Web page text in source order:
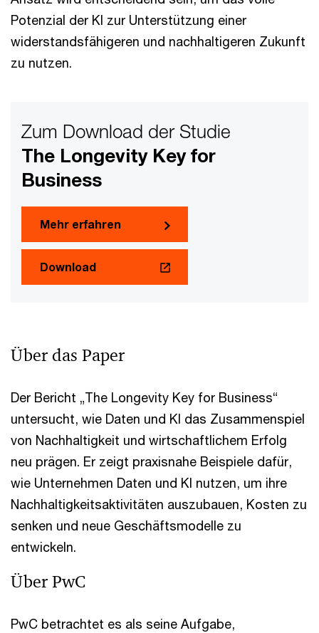
Potenzial der KI zur Unterstützung einer
widerstandsfähigeren und nachhaltigeren Zukunft
zu nutzen.
Zum Download der Studie
The Longevity Key for
Business
Mehr erfahren
Download
Über das Paper
Der Bericht „The Longevity Key for Business“
untersucht, wie Daten und KI das Zusammenspiel
von Nachhaltigkeit und wirtschaftlichem Erfolg
neu prägen. Er zeigt praxisnahe Beispiele dafür,
wie Unternehmen Daten und KI nutzen, um ihre
Nachhaltigkeitsaktivitäten auszubauen, Kosten zu
senken und neue Geschäftsmodelle zu
entwickeln.
Über PwC
PwC betrachtet es als seine Aufgabe,